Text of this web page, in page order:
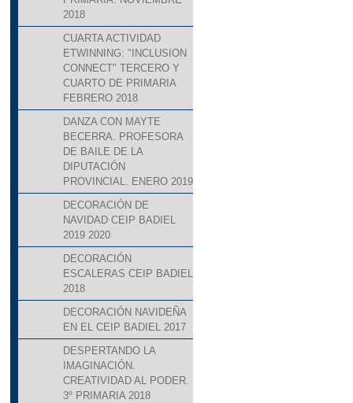
2018
CUARTA ACTIVIDAD
ETWINNING: "INCLUSION
CONNECT" TERCERO Y
CUARTO DE PRIMARIA
FEBRERO 2018
DANZA CON MAYTE
BECERRA. PROFESORA
DE BAILE DE LA
DIPUTACIÓN
PROVINCIAL. ENERO 2019
DECORACIÓN DE
NAVIDAD CEIP BADIEL
2019 2020
DECORACIÓN
ESCALERAS CEIP BADIEL
2018
DECORACIÓN NAVIDEÑA
EN EL CEIP BADIEL 2017
DESPERTANDO LA
IMAGINACIÓN.
CREATIVIDAD AL PODER.
3º PRIMARIA 2018